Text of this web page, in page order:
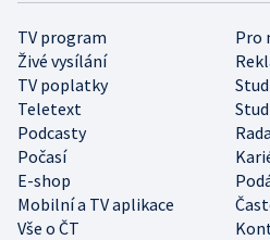
TV program
Pro
Živé vysílání
TV poplatky
Teletext
Podcasty
Počasí
E-shop
Mobilní a TV aplikace
Vše o ČT